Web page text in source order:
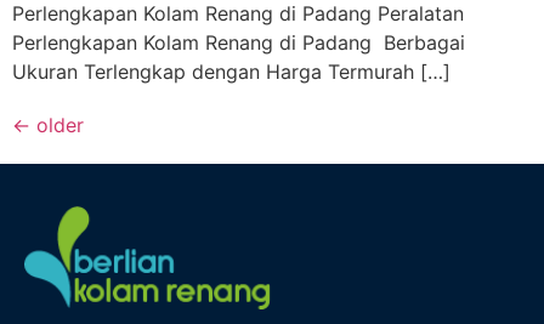
Perlengkapan Kolam Renang di Padang Peralatan
Perlengkapan Kolam Renang di Padang Berbagai
Ukuran Terlengkap dengan Harga Termurah […]
← older